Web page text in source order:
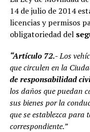
14 de julio de 2014
licencias y permisos
obligatoriedad del
“Artículo 72.-Los
que circulen en la
de responsabilidad
los daños que puedan
sus bienes por la
que se establezca para
correspondiente.”